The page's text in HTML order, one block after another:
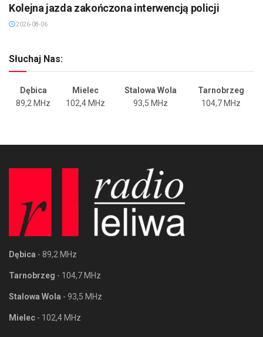
Kolejna jazda zakończona interwencją policji
2026-08-06
Słuchaj Nas:
Dębica Mielec Stalowa Wola
Tarnobrzeg
89,2 MHz
102,4 MHz 93,5 MHz 104,7 MHz
Dębica - 89,2 MHz
Tarnobrzeg - 104,7 MHz
Stalowa Wola - 93,5 MHz
Mielec - 102,4 MHz